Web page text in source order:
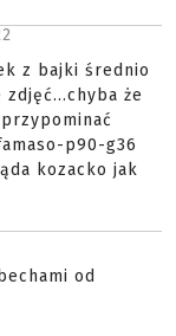
z bajki średnio
że
p90-g36
kozacko jak
od